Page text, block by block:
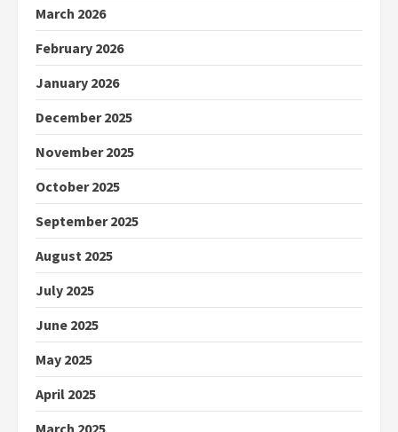
March 2026
February 2026
January 2026
December 2025
November 2025
October 2025
September 2025
August 2025
July 2025
June 2025
May 2025
April 2025
March 2025